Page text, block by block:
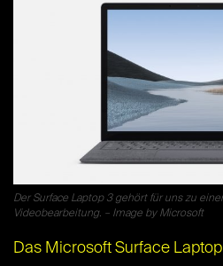
Der Surface Laptop 3 gehört für uns zu
Videobearbeitung. – Image by Microsoft
Das Microsoft Surface